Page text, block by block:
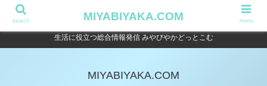
生活に役立つ総合情報発信 みやびやかどっとこむ
MIYABIYAKA.COM
search MIYABIYAKA.COM menu